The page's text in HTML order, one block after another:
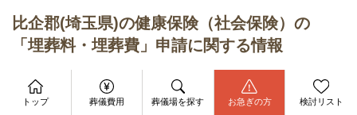
比企郡(埼玉県)の健康保険（社会保険）の
「埋葬料・埋葬費」申請に関する情報
亡き被保険者の収入で生計を維持しており且
トップ 葬儀費用 葬儀場を探す お急ぎの方 検討リスト
資料請求
お問合せ
今すぐ電話相談